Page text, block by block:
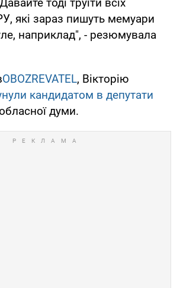
тоді труїти всіх
які зараз пишуть мемуари
наприклад", - резюмувала
OBOZREVATEL, Вікторію
кандидатом в депутати
думи.